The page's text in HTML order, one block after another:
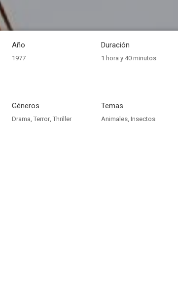
Año
1977
Duración
1 hora y 40 minutos
Géneros
Drama, Terror, Thriller
Temas
Animales, Insectos